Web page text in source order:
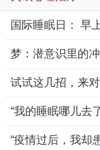
国际睡眠日： 早
梦：潜意识里的
试试这几招，来
“我的睡眠哪儿去
“疫情过后，我却